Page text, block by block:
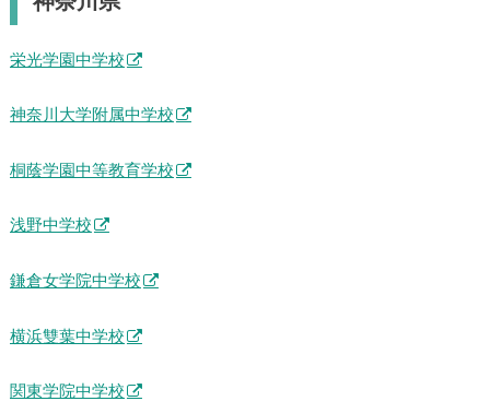
栄光学園中学校
神奈川大学附属中学校
桐蔭学園中等教育学校
浅野中学校
鎌倉女学院中学校
横浜雙葉中学校
関東学院中学校